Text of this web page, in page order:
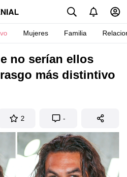
Mujeres Familia
no serían ellos
más distintivo
2 -